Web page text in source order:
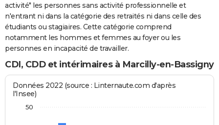
activité" les personnes sans activité professionnelle et
n'entrant ni dans la catégorie des retraités ni dans celle des
étudiants ou stagiaires. Cette catégorie comprend
notamment les hommes et femmes au foyer ou les
personnes en incapacité de travailler.
CDI, CDD et intérimaires à Marcilly-en-Bassigny
Données 2022 (source : Linternaute.com d'après
l'Insee)
50